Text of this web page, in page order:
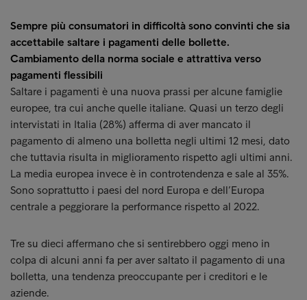
Sempre più consumatori in difficoltà sono convinti che sia
accettabile saltare i pagamenti delle bollette.
Cambiamento della norma sociale e attrattiva verso
pagamenti flessibili
Saltare i pagamenti è una nuova prassi per alcune famiglie
europee, tra cui anche quelle italiane. Quasi un terzo degli
intervistati in Italia (28%) afferma di aver mancato il
pagamento di almeno una bolletta negli ultimi 12 mesi, dato
che tuttavia risulta in miglioramento rispetto agli ultimi anni.
La media europea invece è in controtendenza e sale al 35%.
Sono soprattutto i paesi del nord Europa e dell’Europa
centrale a peggiorare la performance rispetto al 2022.
Tre su dieci affermano che si sentirebbero oggi meno in
colpa di alcuni anni fa per aver saltato il pagamento di una
bolletta, una tendenza preoccupante per i creditori e le
aziende.